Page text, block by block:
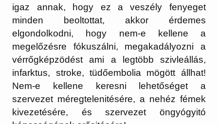
igaz annak, hogy ez a veszély fenyeget
minden beoltottat, akkor érdemes
elgondolkodni, hogy nem-e kellene a
megelőzésre fókuszálni, megakadályozni a
vérrőgképzödést ami a legtöbb szivleállás,
infarktus, stroke, tüdőembolia mögött állhat!
Nem-e kellene keresni lehetőséget a
szervezet méregtelenitésére, a nehéz fémek
kivezetésére, és szervezet öngyógyitó